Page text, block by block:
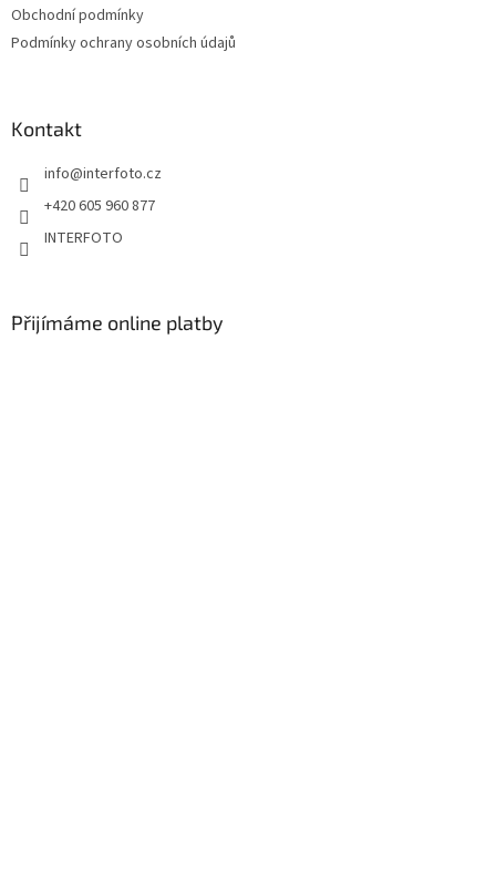
Obchodní podmínky
Podmínky ochrany osobních údajů
Kontakt
info@interfoto.cz
+420 605 960 877
INTERFOTO
Přijímáme online platby